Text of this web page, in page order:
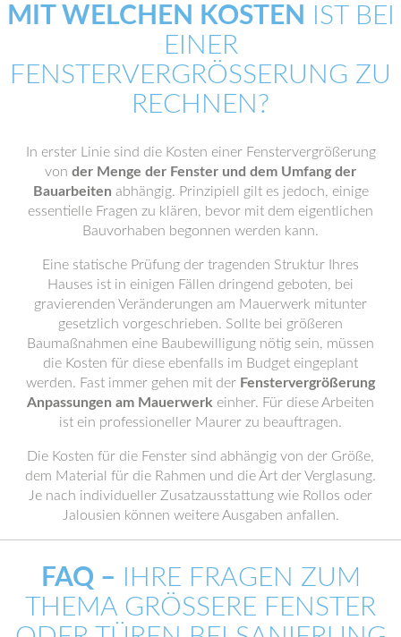
MIT WELCHEN KOSTEN
IST BEI
EINER
FENSTERVERGRÖSSERUNG ZU R
ECHNEN?
In erster Linie sind die Kosten einer Fenstervergrößerung
von der Menge der Fenster und dem Umfang der
Bauarbeiten abhängig. Prinzipiell gilt es jedoch, einige
essentielle Fragen zu klären, bevor mit dem eigentlichen
Bauvorhaben begonnen werden kann.
Eine statische Prüfung der tragenden Struktur Ihres
Hauses ist in einigen Fällen dringend geboten, bei
gravierenden Veränderungen am Mauerwerk mitunter
gesetzlich vorgeschrieben. Sollte bei größeren
Baumaßnahmen eine Baubewilligung nötig sein, müssen
die Kosten für diese ebenfalls im Budget eingeplant
werden. Fast immer gehen mit der Fenstervergrößerung
Anpassungen am Mauerwerk einher. Für diese Arbeiten
ist ein professioneller Maurer zu beauftragen.
Die Kosten für die Fenster sind abhängig von der Größe,
dem Material für die Rahmen und die Art der Verglasung.
Je nach individueller Zusatzausstattung wie Rollos oder
Jalousien können weitere Ausgaben anfallen.
FAQ – IHRE FRAGEN ZUM
THEMA GRÖSSERE FENSTER O